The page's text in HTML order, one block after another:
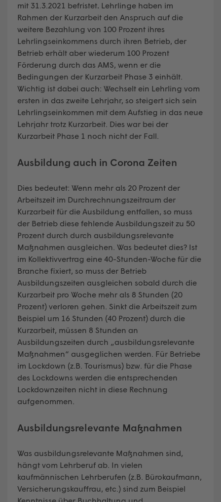
mit 31.3.2021 befristet. Lehrlinge haben im
Rahmen der Kurzarbeit den Anspruch auf die
weitere Bezahlung von 100 Prozent ihres
Lehrlingseinkommens durch ihren Betrieb, der
Betrieb erhält aber wiederum 100 Prozent
Förderung durch das AMS, wenn er die
Bedingungen der Kurzarbeit Phase 3 einhält.
Wichtig ist dabei auch: Wechselt ein Lehrling vom
ersten in das zweite Lehrjahr, so steigert sich sein
Lehrlingseinkommen mit dem Aufstieg in das neue
Lehrjahr trotz Kurzarbeit. Dies war bei der
Kurzarbeit Phase 1 noch nicht der Fall.
Ausbildung auch in Corona Zeiten
Dies bedeutet: Wenn mehr als 20 Prozent der
Arbeitszeit im Durchrechnungszeitraum der
Kurzarbeit für die Ausbildung entfallen, so muss
der Betrieb diese fehlende Ausbildungszeit zu 50
Prozent durch durch ausbildungsrelevante
Maßnahmen ausgleichen. Was bedeutet dies? Ist
im Kollektivvertrag eine 40-Stunden-Woche für die
Branche fixiert, so muss der Betrieb
Ausbildungszeiten ausgleichen sobald durch die
Kurzarbeit pro Woche mehr als 8 Stunden (20
Prozent) verloren gehen. Sinkt die Arbeitszeit zum
Beispiel um 16 Stunden (40 Prozent) durch die
Kurzarbeit, müssen 8 Stunden an
Ausbildungszeiten durch „ausbildungsrelevante
Maßnahmen“ ausgeglichen werden. Für Betriebe
im Lockdown (z.B. Tourismus) bzw. für die Phase
des Lockdowns werden die entsprechenden
Lockdownzeiten nicht in diese Rechnung
aufgenommen.
Ausbildungsrelevante Maßnahmen
Was ausbildungsrelevante Maßnahmen sind,
hängt vom Lehrberuf ab. In vielen
kaufmännischen Lehrberufen (z.B. Bürokaufmann,
Versicherungskauffrau, etc.) sind zum Beispiel